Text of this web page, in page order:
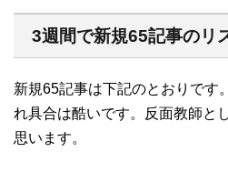
3週間で新規65記事のリ
新規65記事は下記のとおりです
れ具合は酷いです。反面教師と
思います。